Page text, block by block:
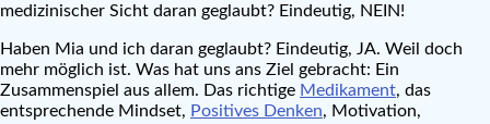
medizinischer Sicht daran geglaubt? Eindeutig, NEIN!
Haben Mia und ich daran geglaubt? Eindeutig, JA. Weil doch
mehr möglich ist. Was hat uns ans Ziel gebracht: Ein
Zusammenspiel aus allem. Das richtige Medikament, das
entsprechende Mindset, Positives Denken, Motivation,